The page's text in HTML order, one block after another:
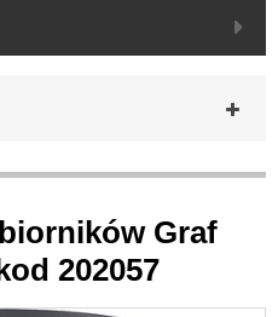
Graf
202057